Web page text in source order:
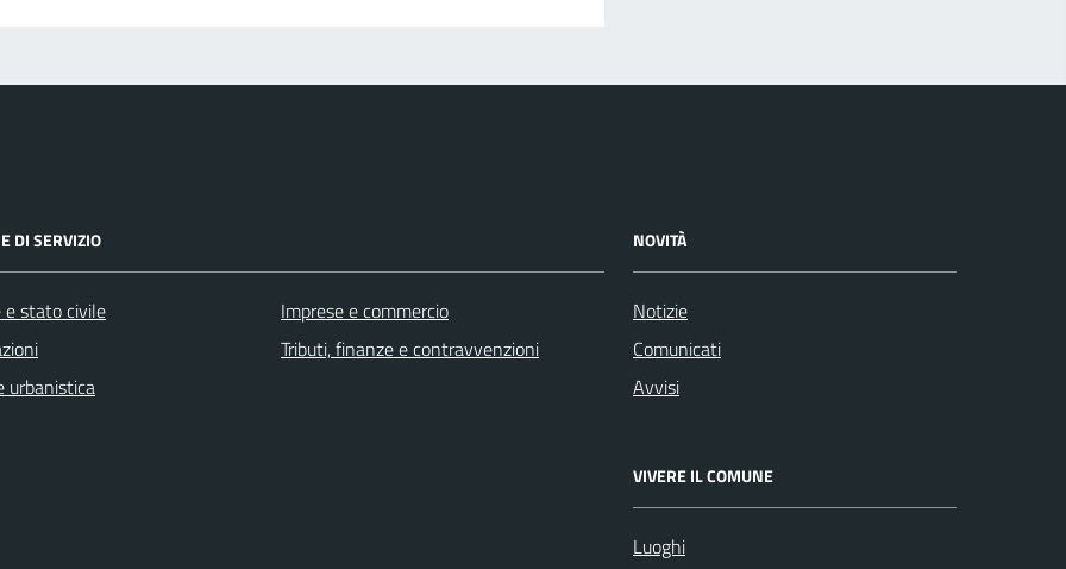
DI SERVIZIO
e stato civile
urbanistica
Imprese e commercio
Tributi, finanze e contravvenzioni
NOVITÀ
Notizie
Comunicati
Avvisi
VIVERE IL COMUNE
Luoghi